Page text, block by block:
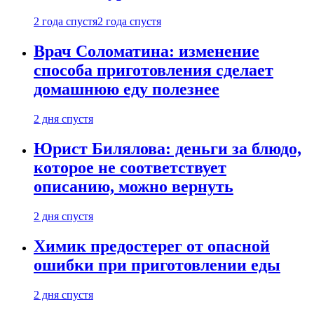
2 года спустя2 года спустя
Врач Соломатина: изменение
способа приготовления сделает
домашнюю еду полезнее
2 дня спустя
Юрист Билялова: деньги за блюдо,
которое не соответствует
описанию, можно вернуть
2 дня спустя
Химик предостерег от опасной
ошибки при приготовлении еды
2 дня спустя